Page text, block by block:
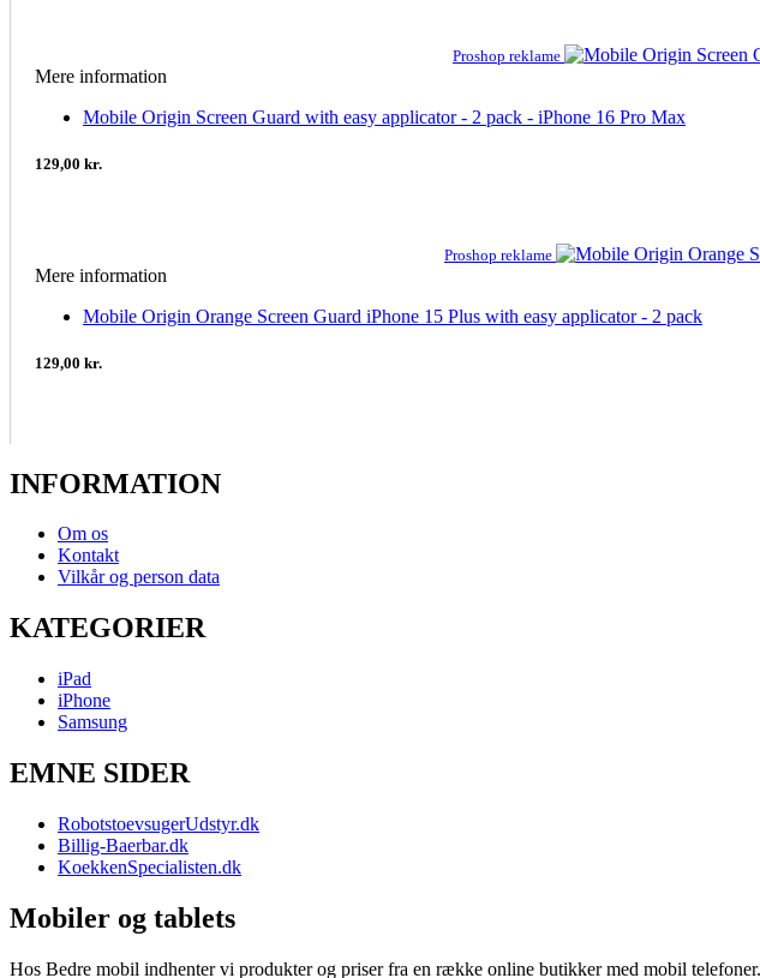
Proshop reklame
Mere information
Mobile Origin Screen Guard with easy applicator - 2 pack - iPhone 16 Pro Max
129,00 kr.
Proshop reklame
Mere information
Mobile Origin Orange Screen Guard iPhone 15 Plus with easy applicator - 2 pack
129,00 kr.
INFORMATION
Om os
Kontakt
Vilkår og person data
KATEGORIER
iPad
iPhone
Samsung
EMNE SIDER
RobotstoevsugerUdstyr.dk
Billig-Baerbar.dk
KoekkenSpecialisten.dk
Mobiler og tablets
Hos Bedre mobil indhenter vi produkter og priser fra en række online butikker med mobil